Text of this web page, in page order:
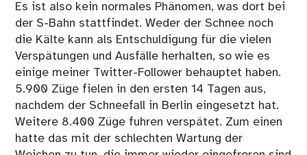
Es ist also kein normales Phänomen, was dort bei
der S-Bahn stattfindet. Weder der Schnee noch
die Kälte kann als Entschuldigung für die vielen
Verspätungen und Ausfälle herhalten, so wie es
einige meiner Twitter-Follower behauptet haben.
5.900 Züge fielen in den ersten 14 Tagen aus,
nachdem der Schneefall in Berlin eingesetzt hat.
Weitere 8.400 Züge fuhren verspätet. Zum einen
hatte das mit der schlechten Wartung der